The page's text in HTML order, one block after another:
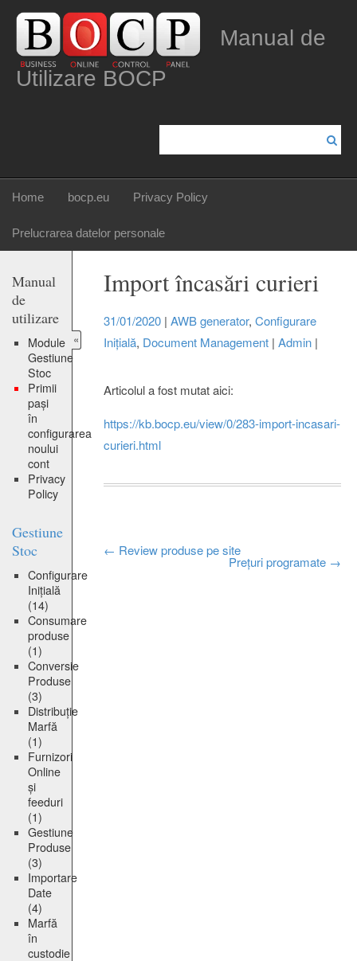
Manual de
Utilizare BOCP
Home bocp.eu Privacy Policy
Prelucrarea datelor personale
Manual
de
utilizare
Module
Gestiune
Stoc
Primii
pași
în
configurarea
noului
cont
Privacy
Policy
Gestiune
Stoc
Configurare
Inițială
(14)
Consumare
produse
(1)
Conversie
Produse
(3)
Distribuție
Marfă
(1)
Furnizori
Online
și
feeduri
(1)
Gestiune
Produse
(3)
Importare
Date
(4)
Marfă
în
custodie
«
Import încasări curieri
31/01/2020| AWB generator, Configurare
Inițială, Document Management| Admin|
Articolul a fost mutat aici:
https://kb.bocp.eu/view/0/283-import-incasari-
curieri.html
Post
← Review produse pe site
Prețuri programate →